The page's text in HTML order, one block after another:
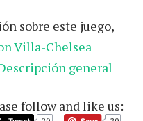
sobre este juego,
Villa-Chelsea |
general
follow and like us: